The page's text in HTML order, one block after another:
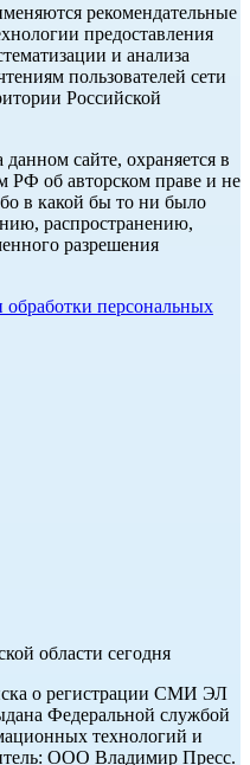
рекомендательные
предоставления
и анализа
пользователей сети
Российской
сайте, охраняется в
РФ об авторском праве и не
в какой бы то ни было
распространению,
разрешения
персональных
области сегодня
о регистрации СМИ ЭЛ
Федеральной службой
технологий и
ООО Владимир Пресс.